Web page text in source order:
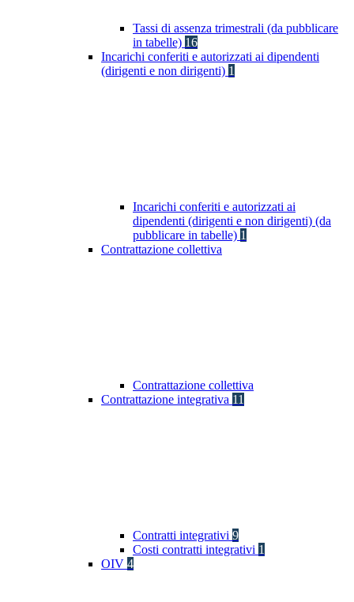
Tassi di assenza trimestrali (da pubblicare
in tabelle) 16
Incarichi conferiti e autorizzati ai dipendenti
(dirigenti e non dirigenti) 1
Incarichi conferiti e autorizzati ai
dipendenti (dirigenti e non dirigenti) (da
pubblicare in tabelle) 1
Contrattazione collettiva
Contrattazione collettiva
Contrattazione integrativa 11
Contratti integrativi 9
Costi contratti integrativi 1
OIV 4